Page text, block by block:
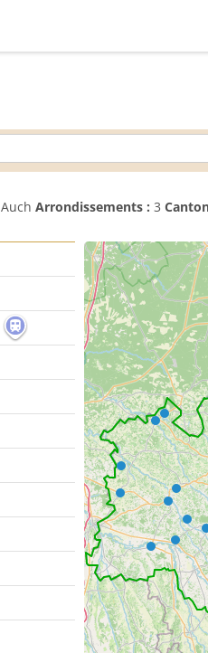
Auch Arrondissements : 3